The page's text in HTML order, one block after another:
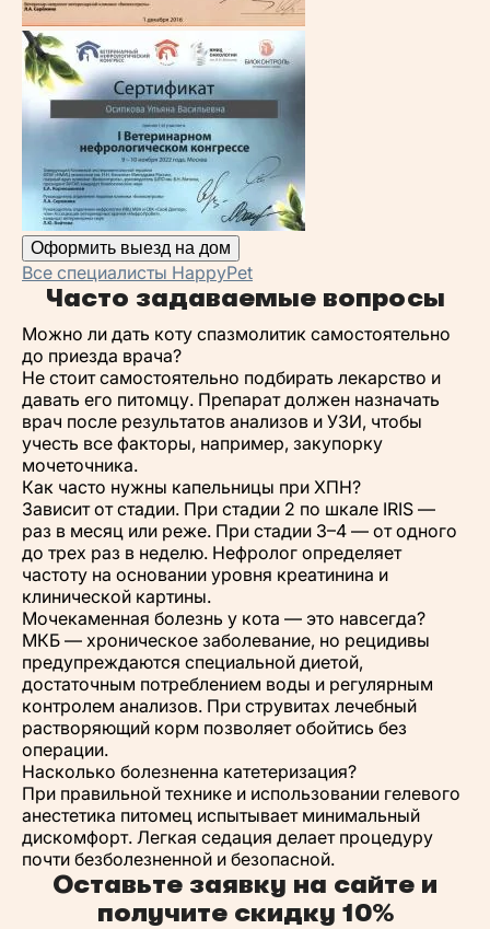
Оформить выезд на дом
Все специалисты HappyPet
Часто задаваемые вопросы
Можно ли дать коту спазмолитик самостоятельно
до приезда врача?
Не стоит самостоятельно подбирать лекарство и
давать его питомцу. Препарат должен назначать
врач после результатов анализов и УЗИ, чтобы
учесть все факторы, например, закупорку
мочеточника.
Как часто нужны капельницы при ХПН?
Зависит от стадии. При стадии 2 по шкале IRIS —
раз в месяц или реже. При стадии 3–4 — от одного
до трех раз в неделю. Нефролог определяет
частоту на основании уровня креатинина и
клинической картины.
Мочекаменная болезнь у кота — это навсегда?
МКБ — хроническое заболевание, но рецидивы
предупреждаются специальной диетой,
достаточным потреблением воды и регулярным
контролем анализов. При струвитах лечебный
растворяющий корм позволяет обойтись без
операции.
Насколько болезненна катетеризация?
При правильной технике и использовании гелевого
анестетика питомец испытывает минимальный
дискомфорт. Легкая седация делает процедуру
почти безболезненной и безопасной.
Оставьте заявку на сайте и
получите скидку 10%